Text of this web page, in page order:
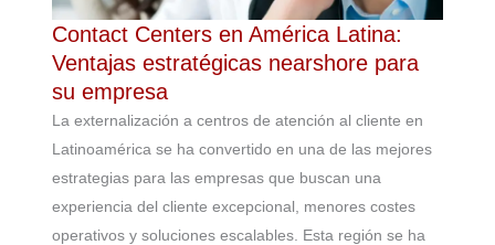
Contact Centers en América Latina:
Ventajas estratégicas nearshore para
su empresa
La externalización a centros de atención al cliente en
Latinoamérica se ha convertido en una de las mejores
estrategias para las empresas que buscan una
experiencia del cliente excepcional, menores costes
operativos y soluciones escalables. Esta región se ha